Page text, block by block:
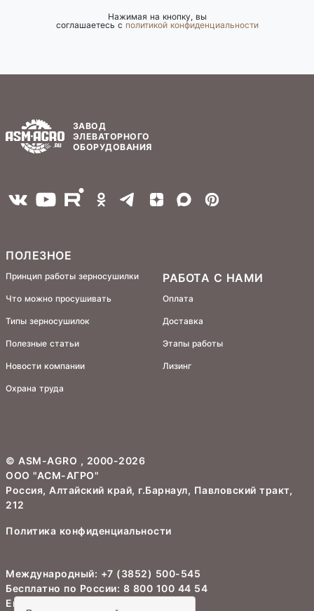
Нажимая на кнопку, вы
соглашаетесь с политикой конфиденциальности
ЗАВОД
ЭЛЕВАТОРНОГО
ОБОРУДОВАНИЯ
ПОЛЕЗНОЕ
Принцип работы зерносушилки
Что можно просушивать
Типы зерносушилок
Полезные статьи
Новости компании
Охрана труда
РАБОТА С НАМИ
Оплата
Доставка
Этапы работы
Лизинг
© ASM-AGRO , 2000-2026
ООО "АСМ-АГРО"
Россия, Алтайский край, г.Барнаул, Павловский тракт,
212
Политика конфиденциальности
Международный: +7 (3852) 500-545
Бесплатно по России: 8 800 100 44 54
Email: